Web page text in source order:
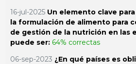
16-jul-2025 Un elemento clave
la formulación de alimento para
de gestión de la nutrición en las
puede ser: 64% correctas
06-sep-2023 ¿En qué países es